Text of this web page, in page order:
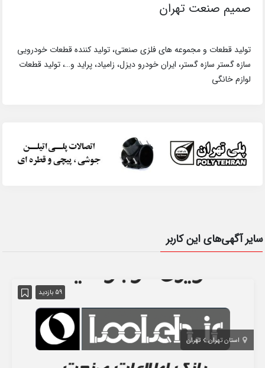
صمیم صنعت تهران
تولید قطعات و مجموعه های فلزی صنعتی، تولید کننده قطعات خودرویی
سازه گستر سازه گستر، ایران خودرو دیزل، زامیاد، پراید و…، تولید قطعات
لوازم خانگی
سایر آگهی‌های این کاربر
59 بازدید
استان تهران تهران